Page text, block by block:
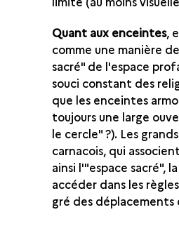
Quant aux enceintes,
comme une manière
sacré" de l'espace
souci constant des
que les enceintes
toujours une large
le cercle" ?). Les
carnacois, qui
ainsi l'"espace sacré",
accéder dans les
gré des